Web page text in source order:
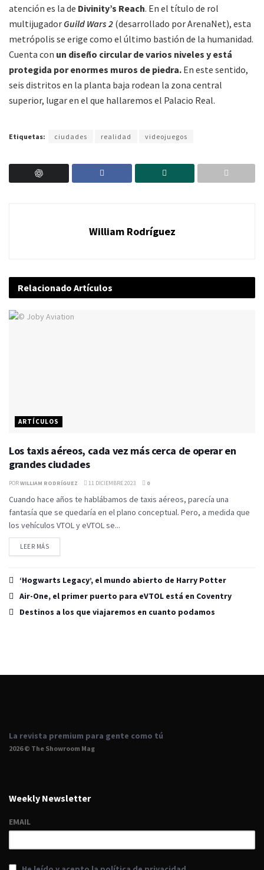
atención es la de Divinity’s Reach. En el título de rol
multijugador Guild Wars 2 (desarrollado por ArenaNet), esta
metrópolis se erige como el último bastión de la humanidad.
Cuenta con un diseño circular de varios niveles y está
protegida por enormes muros de piedra. En este sentido,
seis distritos en la planta baja rodean la zona central
superior, lugar en el que hallaremos el Palacio Real.
Etiquetas: ciudades realidad videojuegos
William Rodríguez
Relacionado Artículos
ARTÍCULOS
Los taxis aéreos, cada vez más cerca de operar en
grandes ciudades
PORWILLIAM RODRÍGUEZ 11 DICIEMBRE 2023 0
Cuando hace años te hablábamos de taxis aéreos, parecía una
fantasía que se quedaría en el plano conceptual. Pero, a medida que
los vehículos VTOL y eVTOL se...
LEER MÁS
‘Hogwarts Legacy’, el mundo abierto de Harry Potter
Air-One, el primer puerto para eVTOL está en Coventry
Destinos a los que viajaremos en cuanto podamos
La revista premium para gente como tú
2026 © The Showroom Mag
Weekly Newsletter
EMAIL